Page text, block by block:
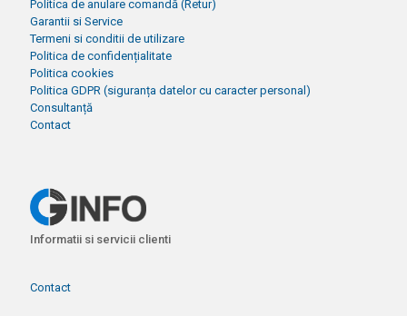
Politica de anulare comandă (Retur)
Garantii si Service
Termeni si conditii de utilizare
Politica de confidențialitate
Politica cookies
Politica GDPR (siguranța datelor cu caracter personal)
Consultanță
Contact
Informatii si servicii clienti
Contact